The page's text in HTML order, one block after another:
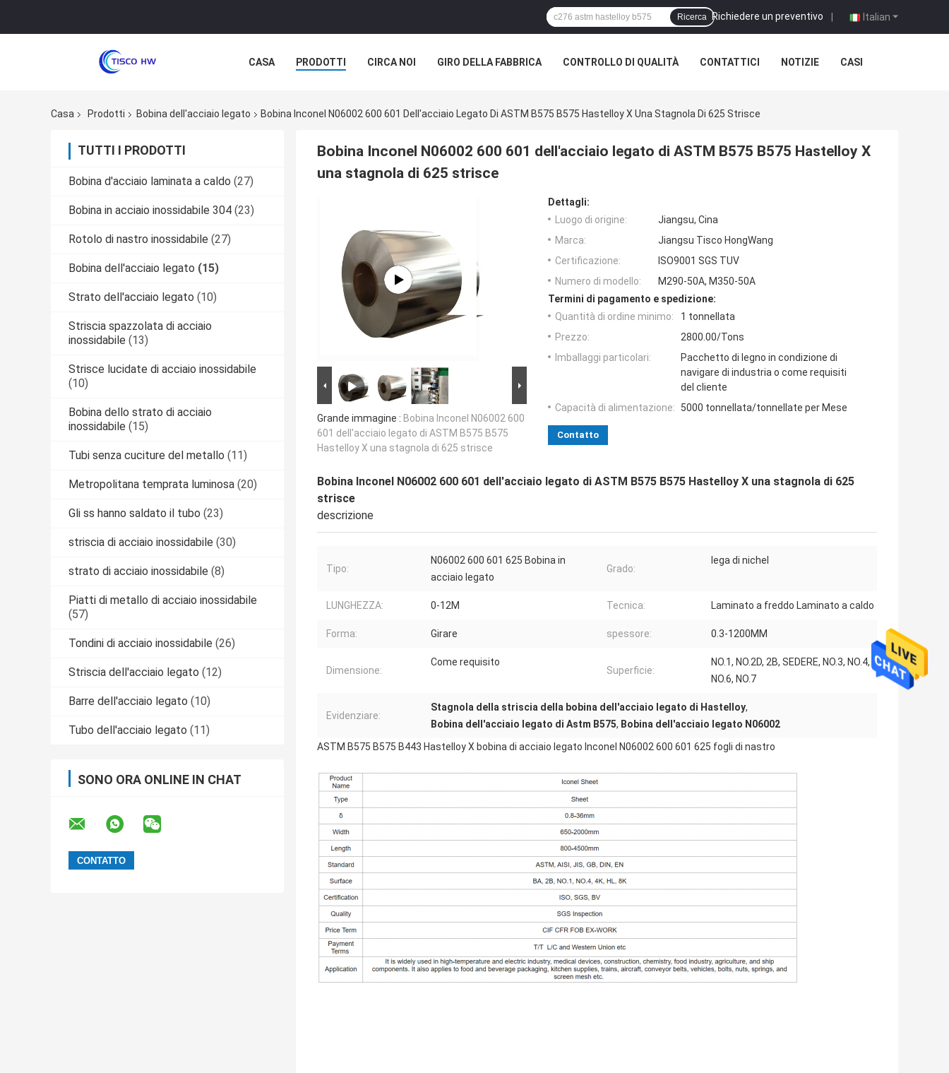
Italian
Richiedere un preventivo |
Ricerca
CASA PRODOTTI CIRCA NOI GIRO DELLA FABBRICA CONTROLLO DI QUALITÀ CONTATTICI NOTIZIE CASI
Casa Prodotti Bobina dell'acciaio legato Bobina Inconel N06002 600 601 Dell'acciaio Legato Di ASTM B575 B575 Hastelloy X Una Stagnola Di 625 Strisce
TUTTI I PRODOTTI
Bobina d'acciaio laminata a caldo (27)
Bobina in acciaio inossidabile 304 (23)
Rotolo di nastro inossidabile (27)
Bobina dell'acciaio legato (15)
Strato dell'acciaio legato (10)
Striscia spazzolata di acciaio
inossidabile (13)
Strisce lucidate di acciaio inossidabile
(10)
Bobina dello strato di acciaio
inossidabile (15)
Tubi senza cuciture del metallo (11)
Metropolitana temprata luminosa (20)
Gli ss hanno saldato il tubo (23)
striscia di acciaio inossidabile (30)
strato di acciaio inossidabile (8)
Piatti di metallo di acciaio inossidabile
(57)
Tondini di acciaio inossidabile (26)
Striscia dell'acciaio legato (12)
Barre dell'acciaio legato (10)
Tubo dell'acciaio legato (11)
SONO ORA ONLINE IN CHAT
Bobina Inconel N06002 600 601 dell'acciaio legato di ASTM B575 B575 Hastelloy X
una stagnola di 625 strisce
Grande immagine : Bobina Inconel N06002 600
601 dell'acciaio legato di ASTM B575 B575
Hastelloy X una stagnola di 625 strisce
Dettagli:
Luogo di origine:
Jiangsu, Cina
Marca:
Jiangsu Tisco HongWang
Certificazione:
ISO9001 SGS TUV
Numero di modello:
M290-50A, M350-50A
Termini di pagamento e spedizione:
Quantità di ordine minimo:
1 tonnellata
Prezzo:
2800.00/Tons
Imballaggi particolari:
Pacchetto di legno in condizione di
navigare di industria o come requisiti
del cliente
Capacità di alimentazione:
5000 tonnellata/tonnellate per Mese
Contatto
Bobina Inconel N06002 600 601 dell'acciaio legato di ASTM B575 B575 Hastelloy X una stagnola di 625
strisce
descrizione
Tipo:
N06002 600 601 625 Bobina in
acciaio legato
Grado:
lega di nichel
LUNGHEZZA: 0-12M Tecnica: Laminato a freddo Laminato a caldo
Forma: Girare spessore: 0.3-1200MM
Dimensione:
Come requisito
Superficie:
NO.1, NO.2D, 2B, SEDERE, NO.3, NO.4,
NO.6, NO.7
Evidenziare:
Stagnola della striscia della bobina dell'acciaio legato di Hastelloy,
Bobina dell'acciaio legato di Astm B575, Bobina dell'acciaio legato N06002
ASTM B575 B575 B443 Hastelloy X bobina di acciaio legato Inconel N06002 600 601 625 fogli di nastro